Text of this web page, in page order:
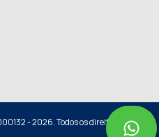
- 2026. Todos os direitos